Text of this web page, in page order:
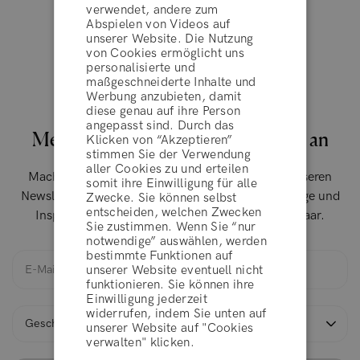
FOLGE UNS AUF INSTAGRAM
Melde dich für unseren Newsletter an
Mache es wie 200.000 andere: Melde dich für unseren
Newsletter an und erhalte tolle Angebote, Ratschläge und
Inspirationen auf deinem Weg zu gesünderem Haar.
AGBs
ABLEHNEN
AKZEPTIEREN
verwendet, andere zum
Abspielen von Videos auf
unserer Website. Die Nutzung
von Cookies ermöglicht uns
personalisierte und
maßgeschneiderte Inhalte und
Werbung anzubieten, damit
diese genau auf ihre Person
angepasst sind. Durch das
Klicken von “Akzeptieren”
stimmen Sie der Verwendung
aller Cookies zu und erteilen
somit ihre Einwilligung für alle
Zwecke. Sie können selbst
entscheiden, welchen Zwecken
Sie zustimmen. Wenn Sie “nur
notwendige” auswählen, werden
bestimmte Funktionen auf
unserer Website eventuell nicht
funktionieren. Sie können ihre
Einwilligung jederzeit
widerrufen, indem Sie unten auf
unserer Website auf "Cookies
verwalten" klicken.